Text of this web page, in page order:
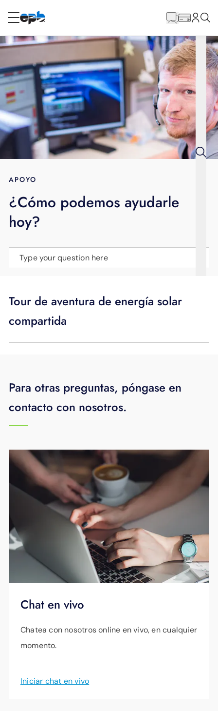
RESIDENCIAL
Internet
Energía
Televisión
BLOG
APOYO
principal
APOYO
¿Cómo podemos ayudarle
hoy?
Type your question here
Tour de aventura de energía solar
compartida
Para otras preguntas, póngase en
contacto con nosotros.
Chat en vivo
Chatea con nosotros online en vivo, en cualquier
momento.
Iniciar chat en vivo